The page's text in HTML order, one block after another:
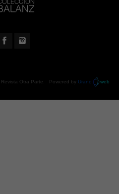
Revista Otra Parte . Powered by Urano web